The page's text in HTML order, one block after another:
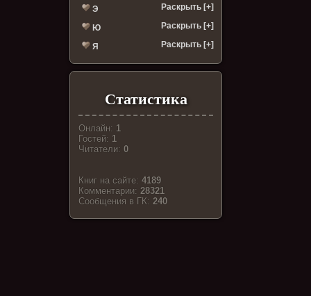
Э Раскрыть [+]
Ю Раскрыть [+]
Я Раскрыть [+]
Статистика
Онлайн: 1
Гостей: 1
Читатели:0
Книг на сайте:4189
Комментарии:28321
Cообщения в ГК:240